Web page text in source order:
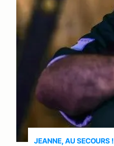
JEANNE, AU SECOURS !